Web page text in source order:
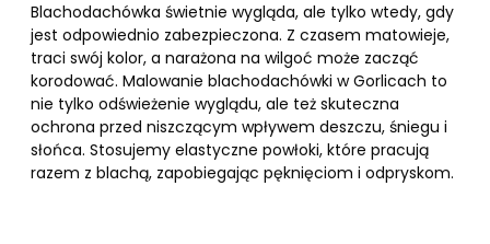
Blachodachówka świetnie wygląda, ale tylko wtedy, gdy
jest odpowiednio zabezpieczona. Z czasem matowieje,
traci swój kolor, a narażona na wilgoć może zacząć
korodować. Malowanie blachodachówki w Gorlicach to
nie tylko odświeżenie wyglądu, ale też skuteczna
ochrona przed niszczącym wpływem deszczu, śniegu i
słońca. Stosujemy elastyczne powłoki, które pracują
razem z blachą, zapobiegając pęknięciom i odpryskom.